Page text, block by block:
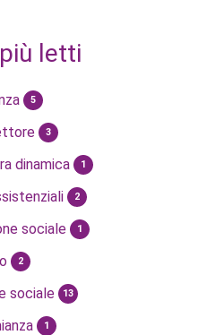
letti
5
3
dinamica 1
2
sociale 1
2
sociale 13
1